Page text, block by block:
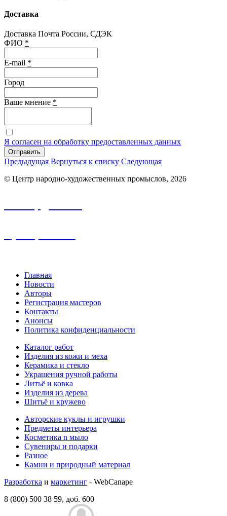
Доставка
Доставка Почта России, СДЭК
ФИО *
E-mail *
Город
Ваше мнение *
Я согласен на обработку предоставленных данных
Отправить
Предыдущая Вернуться к списку Следующая
© Центр народно-художественных промыслов, 2026
Главная
Новости
Авторы
Регистрация мастеров
Контакты
Анонсы
Политика конфиденциальности
Каталог работ
Изделия из кожи и меха
Керамика и стекло
Украшения ручной работы
Литьё и ковка
Изделия из дерева
Шитьё и кружево
Авторские куклы и игрушки
Предметы интерьера
Косметика n мыло
Сувениры и подарки
Разное
Камни и природный материал
Разработка и маркетинг - WebCanape
8 (800) 500 38 59, доб. 600